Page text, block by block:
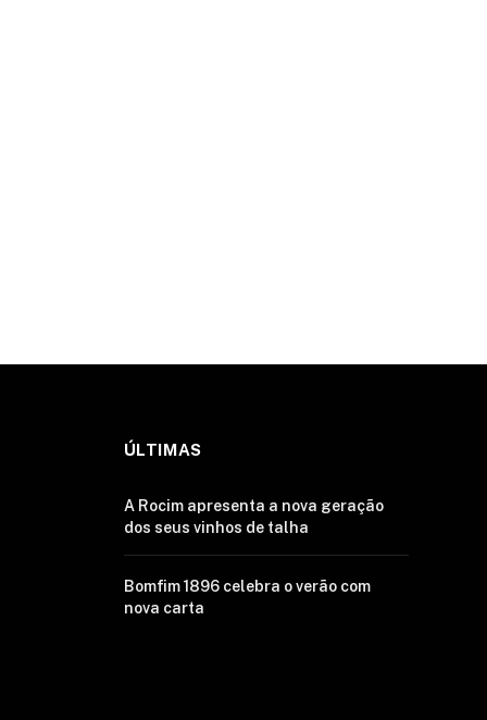
ÚLTIMAS
A Rocim apresenta a nova geração
dos seus vinhos de talha
Bomfim 1896 celebra o verão com
nova carta